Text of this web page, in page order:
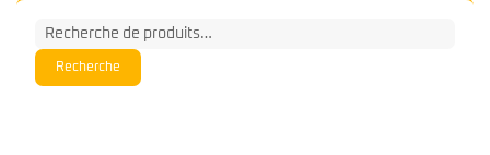
Recherche
pour :
Recherche